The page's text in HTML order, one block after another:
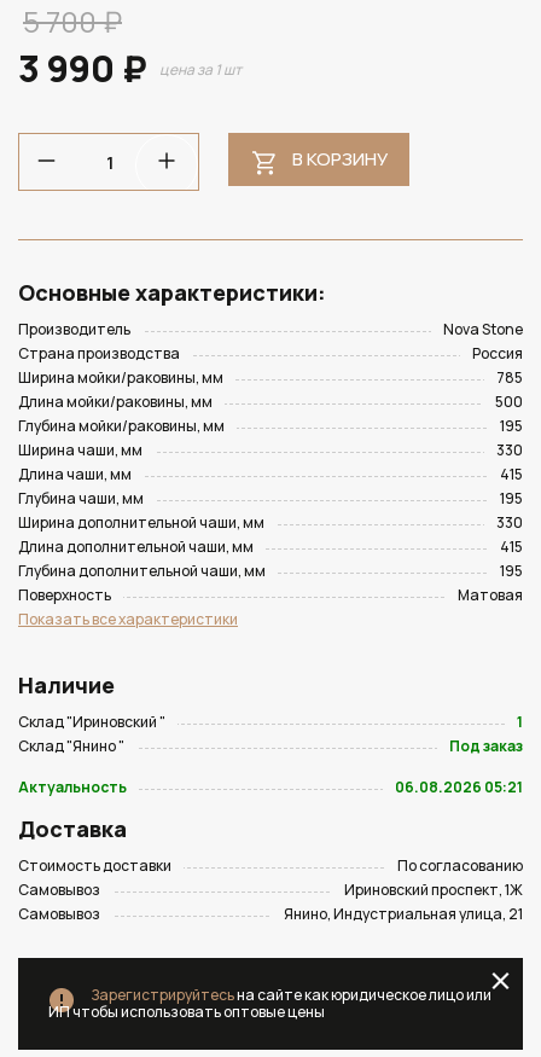
5 700 ₽
3 990 ₽ цена за 1 шт
В КОРЗИНУ
Основные характеристики:
Производитель
Nova Stone
Страна производства
Россия
Ширина мойки/раковины, мм
785
Длина мойки/раковины, мм
500
Глубина мойки/раковины, мм
195
Ширина чаши, мм
330
Длина чаши, мм
415
Глубина чаши, мм
195
Ширина дополнительной чаши, мм
330
Длина дополнительной чаши, мм
415
Глубина дополнительной чаши, мм
195
Поверхность
Матовая
Показать все характеристики
Наличие
Склад "Ириновский "
1
Склад "Янино "
Под заказ
Актуальность
06.08.2026 05:21
Доставка
Стоимость доставки
По согласованию
Самовывоз
Ириновский проспект, 1Ж
Самовывоз
Янино, Индустриальная улица, 21
Зарегистрируйтесьна сайте как юридическое лицо или
ИП чтобы использовать оптовые цены